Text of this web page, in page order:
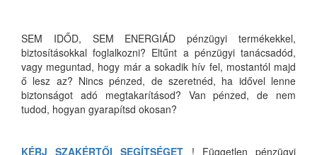
SEM IDŐD, SEM ENERGIÁD pénzügyi termékekkel,
biztosításokkal foglalkozni? Eltűnt a pénzügyi tanácsadód,
vagy meguntad, hogy már a sokadik hív fel, mostantól majd
ő lesz az? Nincs pénzed, de szeretnéd, ha idővel lenne
biztonságot adó megtakarításod? Van pénzed, de nem
tudod, hogyan gyarapítsd okosan?
KÉRJ SZAKÉRTŐI SEGÍTSÉGET ! Független pénzügyi